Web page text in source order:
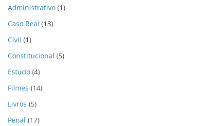
Administrativo (1)
Caso Real (13)
Civil (1)
Constitucional (5)
Estudo (4)
Filmes (14)
Livros (5)
Penal (17)